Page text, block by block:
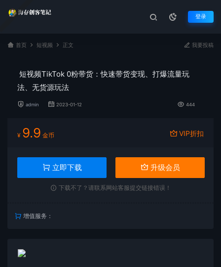
登录
首页 短视频 正文 我要投稿
短视频TikTok 0粉带货：快速带货变现、打爆流量玩
法、无货源玩法
admin 2023-01-12 444
¥ 9.9 金币 VIP折扣
立即下载 升级会员
下载不了？请联系网站客服提交链接错误！
增值服务：